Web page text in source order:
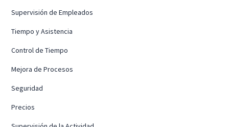
Supervisión de Empleados
Tiempo y Asistencia
Control de Tiempo
Mejora de Procesos
Seguridad
Precios